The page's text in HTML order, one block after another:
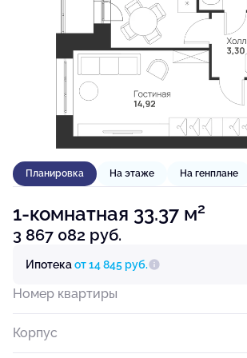
Планировка На этаже На генплане
1-комнатная 33.37 м2
3 867 082 руб.
Ипотекаот 14 845 руб.
Номер квартиры
Корпус